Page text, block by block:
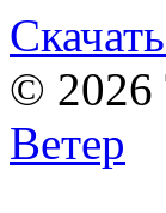
© 2026
Ветер